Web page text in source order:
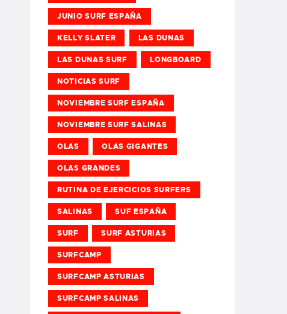
JUNIO SURF ESPAÑA
KELLY SLATER LAS DUNAS
LAS DUNAS SURF LONGBOARD
NOTICIAS SURF
NOVIEMBRE SURF ESPAÑA
NOVIEMBRE SURF SALINAS
OLAS OLAS GIGANTES
OLAS GRANDES
RUTINA DE EJERCICIOS SURFERS
SALINAS SUF ESPAÑA
SURF SURF ASTURIAS
SURFCAMP
SURFCAMP ASTURIAS
SURFCAMP SALINAS